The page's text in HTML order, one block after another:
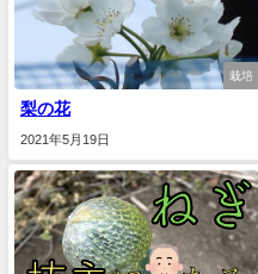
栽培
梨の花
2021年5月19日